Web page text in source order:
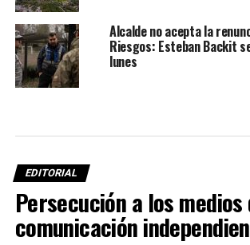
Alcalde no acepta la
Riesgos: Esteban Backit
lunes
EDITORIAL
Persecución a los medios
comunicación